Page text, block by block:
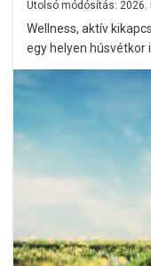
Utolsó módósítás: 2026.
Wellness, aktív
egy helyen húsvétkor